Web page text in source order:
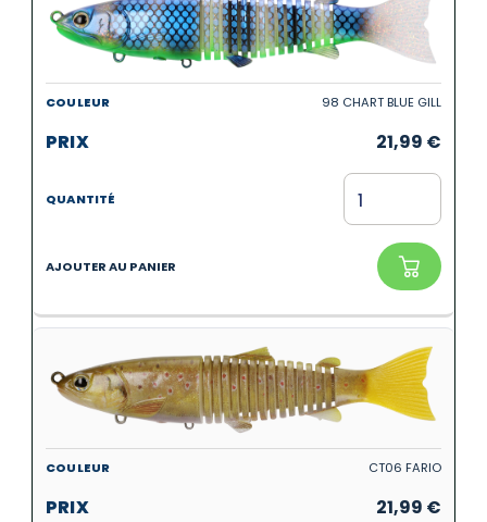
98 CHART BLUE GILL
21,99 €
CT06 FARIO
21,99 €